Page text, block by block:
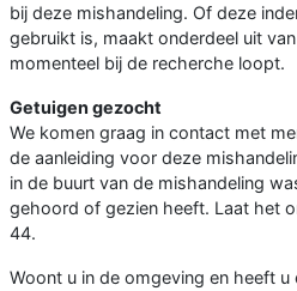
bij deze mishandeling. Of deze
gebruikt is, maakt onderdeel uit
momenteel bij de recherche loopt.
Getuigen gezocht
We komen graag in contact met
de aanleiding voor deze
in de buurt van de mishandeling
gehoord of gezien heeft. Laat het
44.
Woont u in de omgeving en heeft